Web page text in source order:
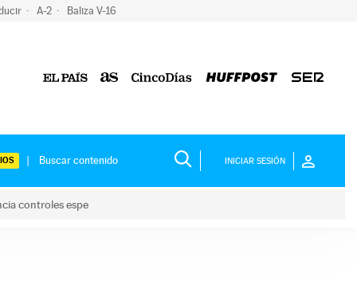
A-2 Baliza V-16
INICIAR SESIÓN
controles espe